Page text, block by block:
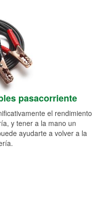
pasacorriente
el rendimiento
y tener a la mano un
ayudarte a volver a la